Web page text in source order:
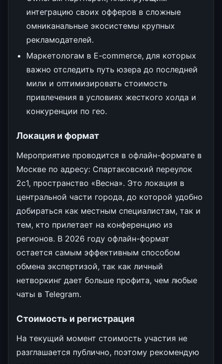
интеграцию своих офферов в сложные
омниканальные экосистемы крупных
рекламодателей.
Маркетологам в E-commerce, для которых
важно отследить путь юзера до последней
мили и оптимизировать стоимость
привлечения в условиях жесткого холда и
конкуренции по гео.
Локация и формат
Мероприятие проводится в офлайн-формате в
Москве по адресу: Спартаковский переулок
2с1, пространство «Весна». Это локация в
центральной части города, до которой удобно
добираться как местным специалистам, так и
тем, кто прилетает на конференцию из
регионов. В 2026 году офлайн-формат
остается самым эффективным способом
обмена экспертизой, так как личный
нетворкинг дает больше профита, чем любые
чаты в Telegram.
Стоимость и регистрация
На текущий момент стоимость участия не
разглашается публично, поэтому рекомендую